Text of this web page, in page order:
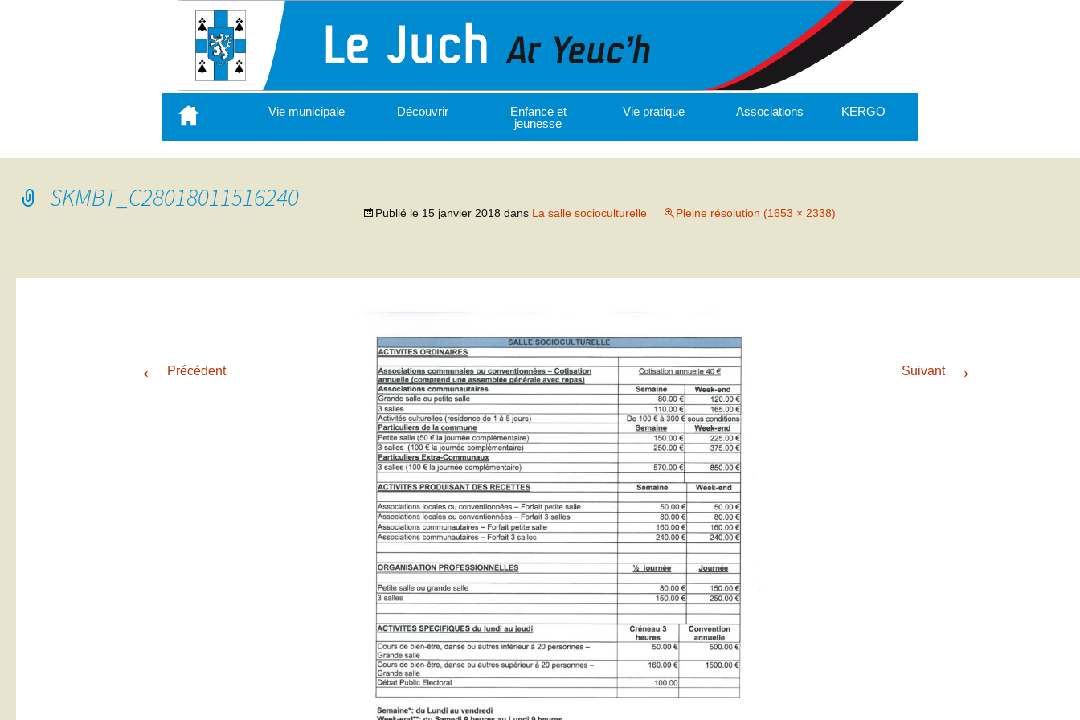
contenu
principal
Vie municipale Découvrir
Enfance et
jeunesse
Vie pratique Associations KERGO
SKMBT_C28018011516240
Publié le 15 janvier 2018 dans La salle socioculturelle Pleine résolution (1653 × 2338)
← Précédent Suivant →